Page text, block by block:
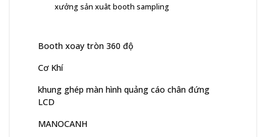
xưởng sản xuât booth sampling
Booth xoay tròn 360 độ
Cơ Khí
khung ghép màn hình quảng cáo chân đứng
LCD
MANOCANH